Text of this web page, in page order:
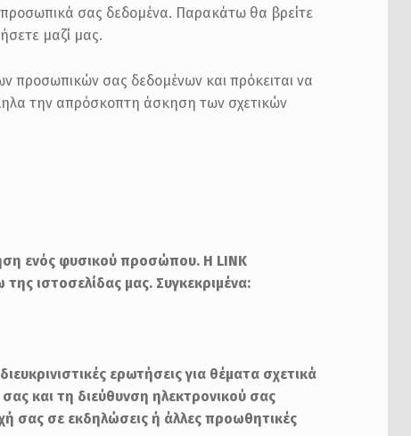
προσωπικά σας δεδομένα. Παρακάτω θα βρείτε
μαζί μας.
προσωπικών σας δεδομένων και πρόκειται να
την απρόσκοπτη άσκηση των σχετικών
ενός φυσικού προσώπου. Η LINK
ιστοσελίδας μας. Συγκεκριμένα:
ερωτήσεις για θέματα σχετικά
και τη διεύθυνση ηλεκτρονικού σας
σας σε εκδηλώσεις ή άλλες προωθητικές